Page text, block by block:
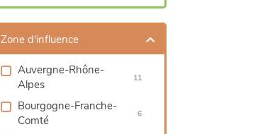
Zone d'influence
Auvergne-Rhône-
Alpes
11
Bourgogne-Franche-
Comté
6